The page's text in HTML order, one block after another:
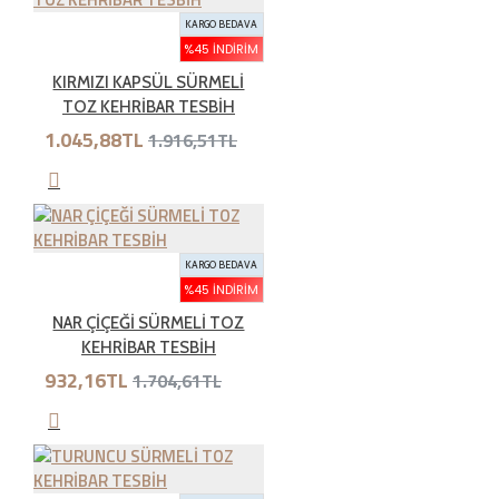
edebilirsiniz.Kargo bedeli bize aittir. Sebebsiz iadelerde
kargo müşteriye aittir
İade şartları nelerdir?
İade etmek üzere gönderdiğiniz ürünlerde tam olması
gereken öğeleri aşağıda bulabilirsiniz. Bunlardan herhangi
birinin eksik olması durumunda ürün iadesi kabul
• 7 günlük süre içerisinde iade edilecek ürünlerin kutusu,
ambalajı, varsa standart aksesuarları ile birlikte eksiksiz
ve hasarsız olarak teslim edilmesi gerekmektedir.
KARGO BEDAVA
%45 İNDIRIM
KIRMIZI KAPSÜL SÜRMELİ
TOZ KEHRİBAR TESBİH
1.045,88TL 1.916,51TL
KARGO BEDAVA
%45 İNDIRIM
NAR ÇİÇEĞİ SÜRMELİ TOZ
KEHRİBAR TESBİH
932,16TL 1.704,61TL